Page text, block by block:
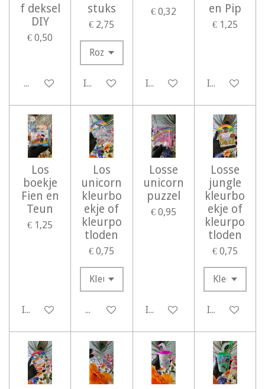
f deksel
DIY
€ 0,50
Bekijk details
stuks
€ 2,75
In winkelwagen
€ 0,32
In winkelwagen
en Pip
€ 1,25
In
Los
boekje
Fien en
Teun
€ 1,25
In winkelwagen
Los
unicorn
kleurbo
ekje of
kleurpo
tloden
€ 0,75
Bekijk details
Losse
unicorn
puzzel
€ 0,95
In winkelwagen
Losse
jungle
kleurbo
ekje of
kleurpo
tloden
€ 0,75
In